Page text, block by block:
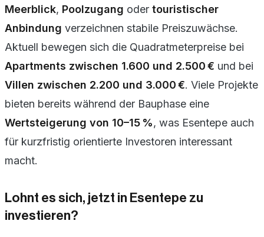
Meerblick, Poolzugang oder touristischer
Anbindung verzeichnen stabile Preiszuwächse.
Aktuell bewegen sich die Quadratmeterpreise bei
Apartments zwischen 1.600 und 2.500 € und bei
Villen zwischen 2.200 und 3.000 €. Viele Projekte
bieten bereits während der Bauphase eine
Wertsteigerung von 10–15 %, was Esentepe auch
für kurzfristig orientierte Investoren interessant
macht.
Lohnt es sich, jetzt in Esentepe zu
investieren?